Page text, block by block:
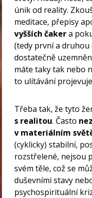
únik od reality.
meditace, přepisy
vyšších čakera
(tedy první a
dostatečně
máte taky tak nebo
to ulítávání
Třeba tak, že tyto
s realitou. Často
v materiálním
(cyklicky) stabilní,
rozstřelené, nejsou
svém těle, což se
duševními stavy
psychospirituální